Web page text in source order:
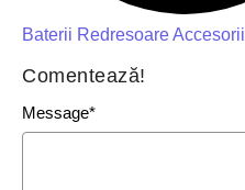
Baterii RedresoareAccesorii
Comentează!
Message*